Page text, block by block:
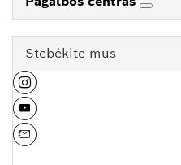
Stebėkite mus